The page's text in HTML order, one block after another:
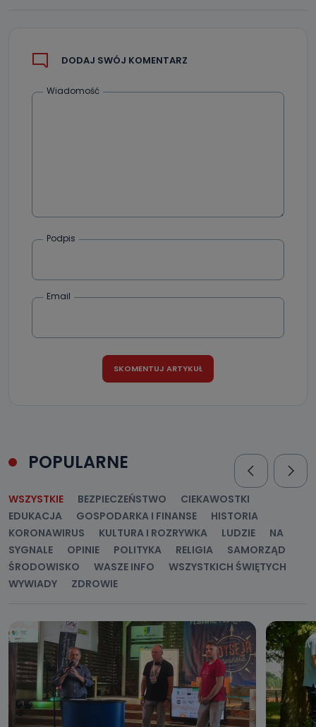
zostały przekazane w Państwa imieniu) lub dane osobowe,
które zostały zebrane ze źródeł publicznie dostępnych, w
kontaktowy, adres korespondencyjny. Odbiorcą Pastwa
danych osobowych są pracownicy i współpracownicy
DODAJ SWÓJ KOMENTARZ
Wiadomość
Podpis
Email
POPULARNE
WSZYSTKIE BEZPIECZEŃSTWO
CIEKAWOSTKI
EDUKACJA
GOSPODARKA I FINANSE
HISTORIA
KORONAWIRUS
KULTURA I ROZRYWKA LUDZIE
NA
SYGNALE
OPINIE POLITYKA RELIGIA
SAMORZĄD
ŚRODOWISKO
WASZE INFO
WSZYSTKICH ŚWIĘTYCH
WYWIADY
ZDROWIE